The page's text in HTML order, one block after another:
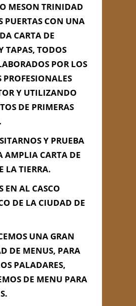
MESON TRINIDAD
PUERTAS CON UNA
CARTA DE
TAPAS, TODOS
POR LOS
PROFESIONALES
Y UTILIZANDO
DE PRIMERAS
Y PRUEBA
AMPLIA CARTA DE
LA TIERRA.
EN AL CASCO
DE LA CIUDAD DE
UNA GRAN
DE MENUS, PARA
PALADARES,
DE MENU PARA
de
Nº 24 BARRIO DE
HISTORICO, Cádiz,
89
con Nosotros